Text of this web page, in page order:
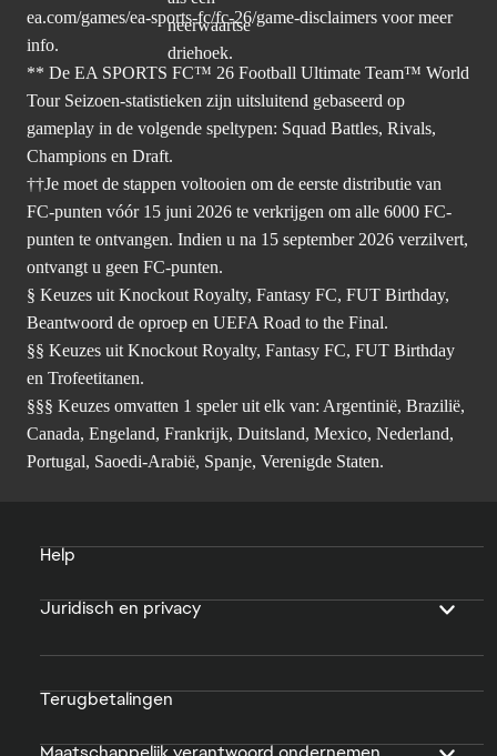
ea.com/games/ea-sports-fc/fc-26/game-disclaimers voor meer
info.
** De EA SPORTS FC™ 26 Football Ultimate Team™ World
Tour Seizoen-statistieken zijn uitsluitend gebaseerd op
gameplay in de volgende speltypen: Squad Battles, Rivals,
Champions en Draft.
††Je moet de stappen voltooien om de eerste distributie van
FC-punten vóór 15 juni 2026 te verkrijgen om alle 6000 FC-
punten te ontvangen. Indien u na 15 september 2026 verzilvert,
ontvangt u geen FC-punten.
§ Keuzes uit Knockout Royalty, Fantasy FC, FUT Birthday,
Beantwoord de oproep en UEFA Road to the Final.
§§ Keuzes uit Knockout Royalty, Fantasy FC, FUT Birthday
en Trofeetitanen.
§§§ Keuzes omvatten 1 speler uit elk van: Argentinië, Brazilië,
Canada, Engeland, Frankrijk, Duitsland, Mexico, Nederland,
Portugal, Saoedi-Arabië, Spanje, Verenigde Staten.
Help
Juridisch en privacy
Terugbetalingen